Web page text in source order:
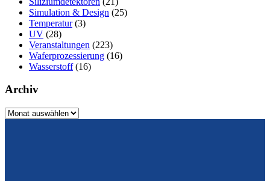
Simulation & Design (25)
Temperatur(3)
UV (28)
Veranstaltungen (223)
Waferprozessierung (16)
Wasserstoff(16)
Archiv
Archiv